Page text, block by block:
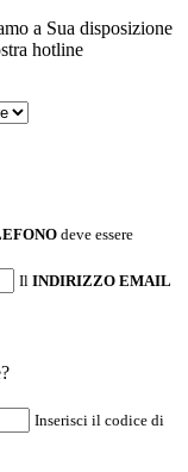
a Sua disposizione
hotline
deve essere
Il INDIRIZZO EMAIL
Inserisci il codice di